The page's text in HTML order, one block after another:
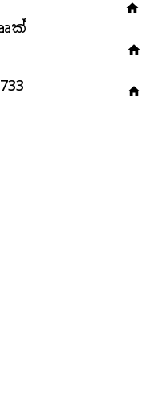
home
home
home